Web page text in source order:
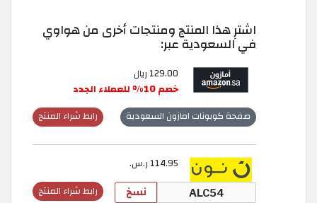
اشترِ هذا المنتج ومنتجات أخرى من هواوي
في السعودية عبر:
129.00 ريال
خصم 10% للعملاء الجدد
رابط شراء المنتج صفحة كوبونات امازون السعودية
114.95 ر.س.
رابط شراء المنتج نسخ